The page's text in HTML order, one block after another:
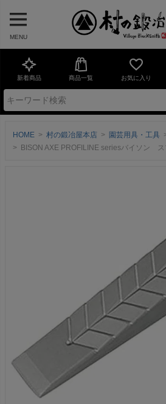
MENU
新着商品 商品一覧 お気に入り
HOME 村の鍛冶屋本店 園芸用具・工具
BISON AXE PROFILINE seriesバイソン スプリッティングアルミウェッジ（ラージ）［BN09］長さ：276mm×重さ1000gド